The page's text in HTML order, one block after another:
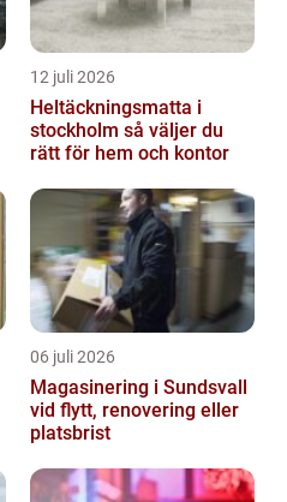
12 juli 2026
Heltäckningsmatta i
stockholm så väljer du
rätt för hem och kontor
06 juli 2026
Magasinering i Sundsvall
vid flytt, renovering eller
platsbrist